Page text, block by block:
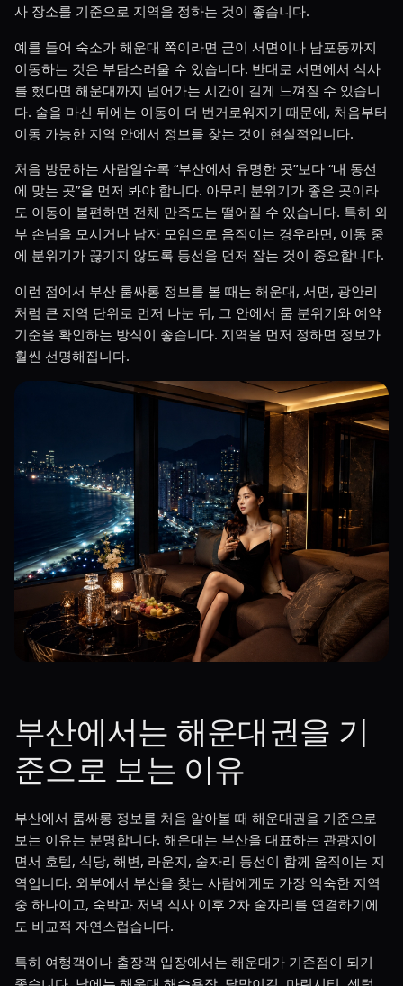
사 장소를 기준으로 지역을 정하는 것이 좋습니다.
예를 들어 숙소가 해운대 쪽이라면 굳이 서면이나 남포동까지
이동하는 것은 부담스러울 수 있습니다. 반대로 서면에서 식사
를 했다면 해운대까지 넘어가는 시간이 길게 느껴질 수 있습니
다. 술을 마신 뒤에는 이동이 더 번거로워지기 때문에, 처음부터
이동 가능한 지역 안에서 정보를 찾는 것이 현실적입니다.
처음 방문하는 사람일수록 “부산에서 유명한 곳”보다 “내 동선
에 맞는 곳”을 먼저 봐야 합니다. 아무리 분위기가 좋은 곳이라
도 이동이 불편하면 전체 만족도는 떨어질 수 있습니다. 특히 외
부 손님을 모시거나 남자 모임으로 움직이는 경우라면, 이동 중
에 분위기가 끊기지 않도록 동선을 먼저 잡는 것이 중요합니다.
이런 점에서 부산 룸싸롱 정보를 볼 때는 해운대, 서면, 광안리
처럼 큰 지역 단위로 먼저 나눈 뒤, 그 안에서 룸 분위기와 예약
기준을 확인하는 방식이 좋습니다. 지역을 먼저 정하면 정보가
훨씬 선명해집니다.
부산에서는 해운대권을 기
준으로 보는 이유
부산에서 룸싸롱 정보를 처음 알아볼 때 해운대권을 기준으로
보는 이유는 분명합니다. 해운대는 부산을 대표하는 관광지이
면서 호텔, 식당, 해변, 라운지, 술자리 동선이 함께 움직이는 지
역입니다. 외부에서 부산을 찾는 사람에게도 가장 익숙한 지역
중 하나이고, 숙박과 저녁 식사 이후 2차 술자리를 연결하기에
도 비교적 자연스럽습니다.
특히 여행객이나 출장객 입장에서는 해운대가 기준점이 되기